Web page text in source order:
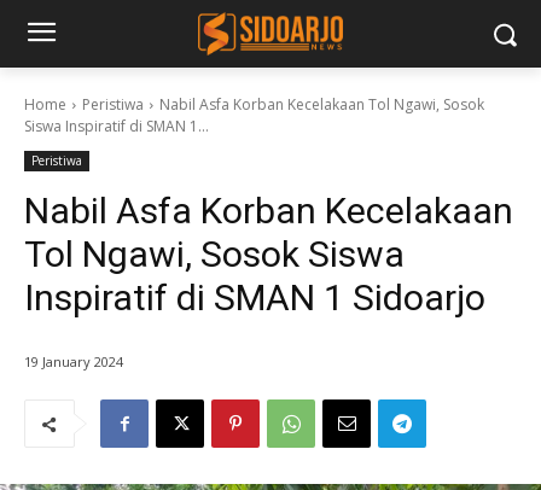
Home Peristiwa
Nabil Asfa Korban Kecelakaan Tol Ngawi, Sosok
Siswa Inspiratif di SMAN 1...
Peristiwa
Nabil Asfa Korban Kecelakaan
Tol Ngawi, Sosok Siswa
Inspiratif di SMAN 1 Sidoarjo
19 January 2024